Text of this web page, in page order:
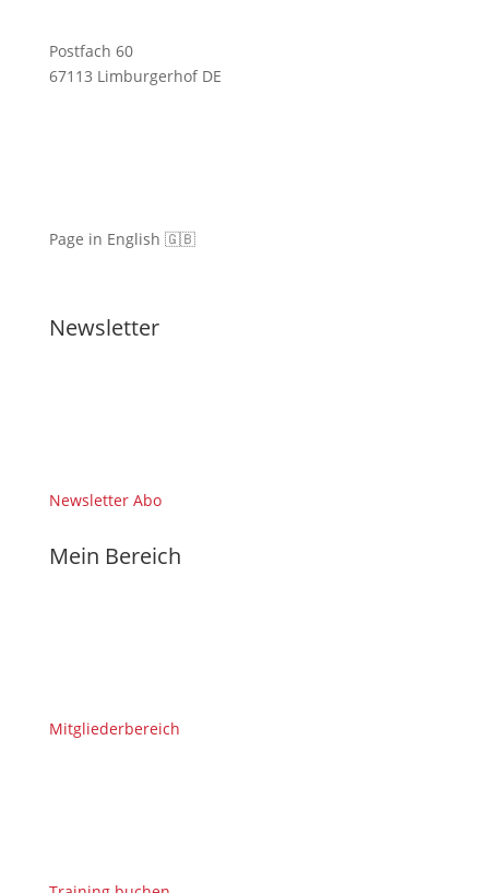
Postfach 60
67113 Limburgerhof DE
Page in English 🇬🇧
Newsletter
Newsletter Abo
Mein Bereich
Mitgliederbereich